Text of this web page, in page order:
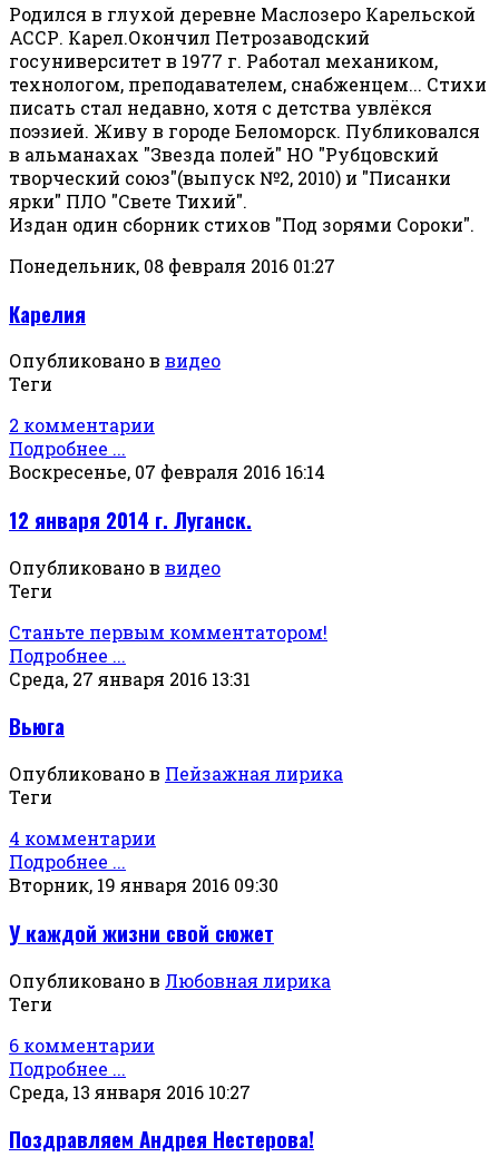
Родился в глухой деревне Маслозеро Карельской
АССР. Карел.Окончил Петрозаводский
госуниверситет в 1977 г. Работал механиком,
технологом, преподавателем, снабженцем... Стихи
писать стал недавно, хотя с детства увлёкся
поэзией. Живу в городе Беломорск. Публиковался
в альманахах "Звезда полей" НО "Рубцовский
творческий союз"(выпуск №2, 2010) и "Писанки
ярки" ПЛО "Свете Тихий".
Издан один сборник стихов "Под зорями Сороки".
Понедельник, 08 февраля 2016 01:27
Карелия
Опубликовано в видео
Теги
2 комментарии
Подробнее ...
Воскресенье, 07 февраля 2016 16:14
12 января 2014 г. Луганск.
Опубликовано в видео
Теги
Станьте первым комментатором!
Подробнее ...
Среда, 27 января 2016 13:31
Вьюга
Опубликовано в Пейзажная лирика
Теги
4 комментарии
Подробнее ...
Вторник, 19 января 2016 09:30
У каждой жизни свой сюжет
Опубликовано в Любовная лирика
Теги
6 комментарии
Подробнее ...
Среда, 13 января 2016 10:27
Поздравляем Андрея Нестерова!